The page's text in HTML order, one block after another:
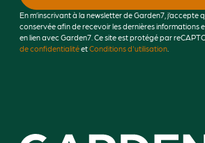
En m’inscrivant à la newsletter de Garden7, j’accepte
conservée afin de recevoir les dernières informations
en lien avec Garden7. Ce site est protégé par
de confidentialitéetConditions d'utilisation.